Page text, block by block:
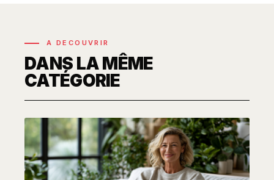
A DECOUVRIR
DANS LA MÊME
CATÉGORIE